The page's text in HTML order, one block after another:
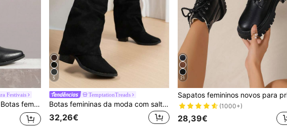
Festivais
de música, ideais para festas, Natal e looks de Halloween.
5
TemptationTreads
Botas femininas da moda com salto de cunha dobrável acima do joelho, decoração com fivela de tubarão, botas altas sexy de salto alto para exterior para outono/inverno
32,26€
21
(1000+)
28,39€